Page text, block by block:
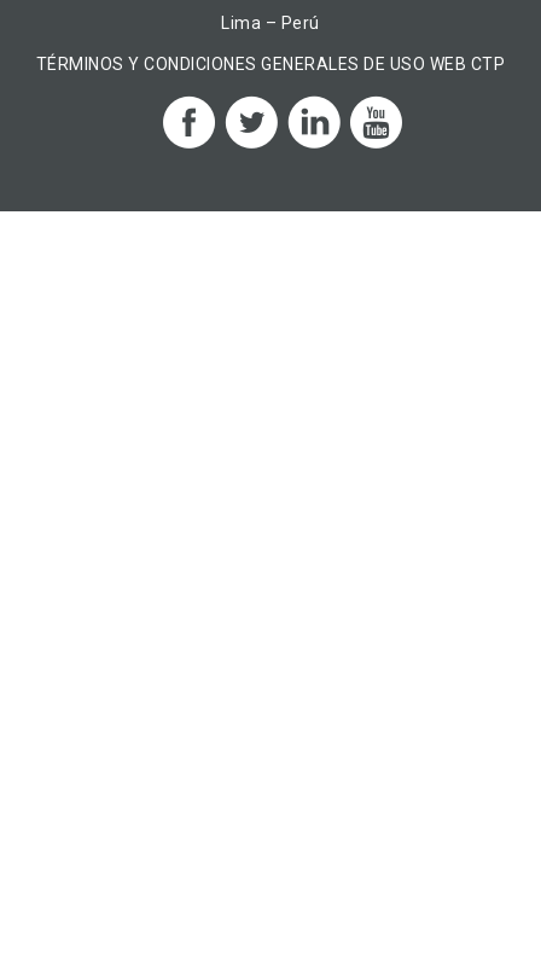
Lima – Perú
TÉRMINOS Y CONDICIONES GENERALES DE USO WEB CTP